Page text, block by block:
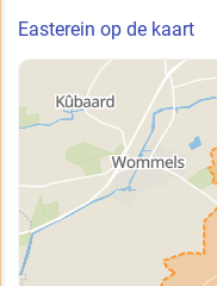
Easterein op de kaart